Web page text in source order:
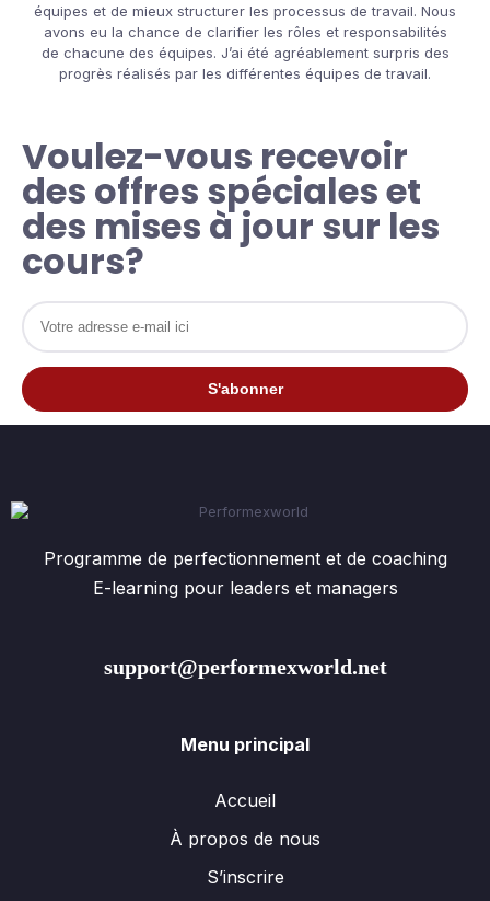
équipes et de mieux structurer les processus de travail. Nous
avons eu la chance de clarifier les rôles et responsabilités
de chacune des équipes. J’ai été agréablement surpris des
progrès réalisés par les différentes équipes de travail.
Voulez-vous recevoir
des offres spéciales et
des mises à jour sur les
cours?
Programme de perfectionnement et de coaching
E-learning pour leaders et managers
support@performexworld.net
Menu principal
Accueil
À propos de nous
S’inscrire